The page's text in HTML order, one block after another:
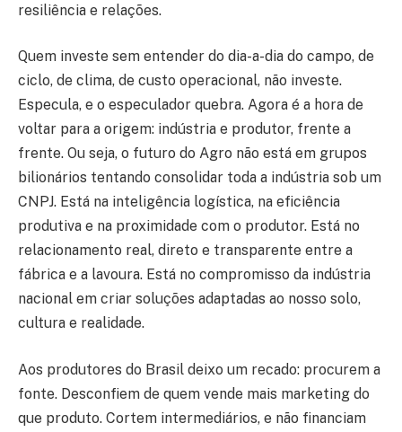
resiliência e relações.
Quem investe sem entender do dia-a-dia do campo, de
ciclo, de clima, de custo operacional, não investe.
Especula, e o especulador quebra. Agora é a hora de
voltar para a origem: indústria e produtor, frente a
frente. Ou seja, o futuro do Agro não está em grupos
bilionários tentando consolidar toda a indústria sob um
CNPJ. Está na inteligência logística, na eficiência
produtiva e na proximidade com o produtor. Está no
relacionamento real, direto e transparente entre a
fábrica e a lavoura. Está no compromisso da indústria
nacional em criar soluções adaptadas ao nosso solo,
cultura e realidade.
Aos produtores do Brasil deixo um recado: procurem a
fonte. Desconfiem de quem vende mais marketing do
que produto. Cortem intermediários, e não financiam